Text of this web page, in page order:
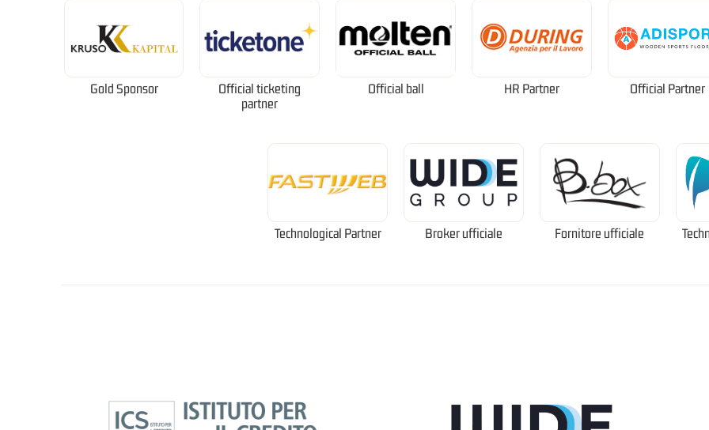
Gold Sponsor
Official ticketing
partner
Official ball HR Partner Official Partner
Technological Partner Broker ufficiale Fornitore ufficiale